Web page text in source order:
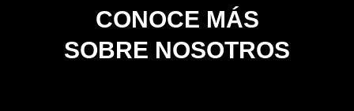
CONOCE MÁS
SOBRE NOSOTROS